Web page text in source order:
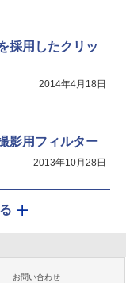
採用したクリッ
2014年4月18日
影用フィルター
2013年10月28日
お問い合わせ